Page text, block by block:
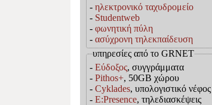
- ηλεκτρονικό ταχυδρομείο
- Studentweb
- φωνητική πύλη
- ασύχρονη τηλεκπαίδευση
υπηρεσίες από το GRNET
- Εύδοξος, συγγράμματα
- Pithos+, 50GB χώρου
- Cyklades, υπολογιστικό νέφος
- Ε:Presence, τηλεδιασκέψεις